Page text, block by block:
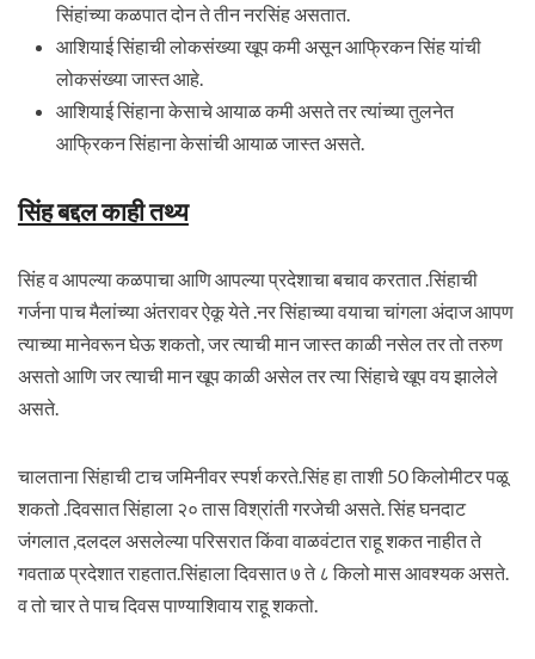
सिंहांच्या कळपात दोन ते तीन नरसिंह असतात.
आशियाई सिंहाची लोकसंख्या खूप कमी असून आफ्रिकन सिंह यांची
लोकसंख्या जास्त आहे.
आशियाई सिंहाना केसाचे आयाळ कमी असते तर त्यांच्या तुलनेत
आफ्रिकन सिंहाना केसांची आयाळ जास्त असते.
सिंह बद्दल काही तथ्य
सिंह व आपल्या कळपाचा आणि आपल्या प्रदेशाचा बचाव करतात .सिंहाची
गर्जना पाच मैलांच्या अंतरावर ऐकू येते .नर सिंहाच्या वयाचा चांगला अंदाज आपण
त्याच्या मानेवरून घेऊ शकतो, जर त्याची मान जास्त काळी नसेल तर तो तरुण
असतो आणि जर त्याची मान खूप काळी असेल तर त्या सिंहाचे खूप वय झालेले
असते.
चालताना सिंहाची टाच जमिनीवर स्पर्श करते.सिंह हा ताशी 50 किलोमीटर पळू
शकतो .दिवसात सिंहाला २० तास विश्रांती गरजेची असते. सिंह घनदाट
जंगलात ,दलदल असलेल्या परिसरात किंवा वाळवंटात राहू शकत नाहीत ते
गवताळ प्रदेशात राहतात.सिंहाला दिवसात ७ ते ८ किलो मास आवश्यक असते.
व तो चार ते पाच दिवस पाण्याशिवाय राहू शकतो.